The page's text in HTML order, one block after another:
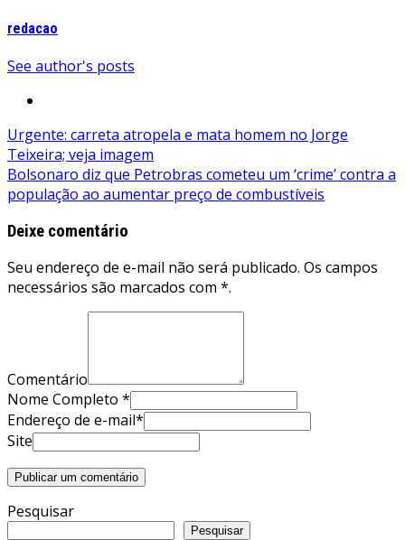
redacao
See author's posts
Navegação
de
Post
Urgente: carreta atropela e mata homem no Jorge
Teixeira; veja imagem
Bolsonaro diz que Petrobras cometeu um ‘crime’ contra a
população ao aumentar preço de combustíveis
Deixe comentário
Seu endereço de e-mail não será publicado. Os campos
necessários são marcados com *.
Comentário
Nome Completo *
Endereço de e-mail*
Site
Pesquisar
Pesquisar